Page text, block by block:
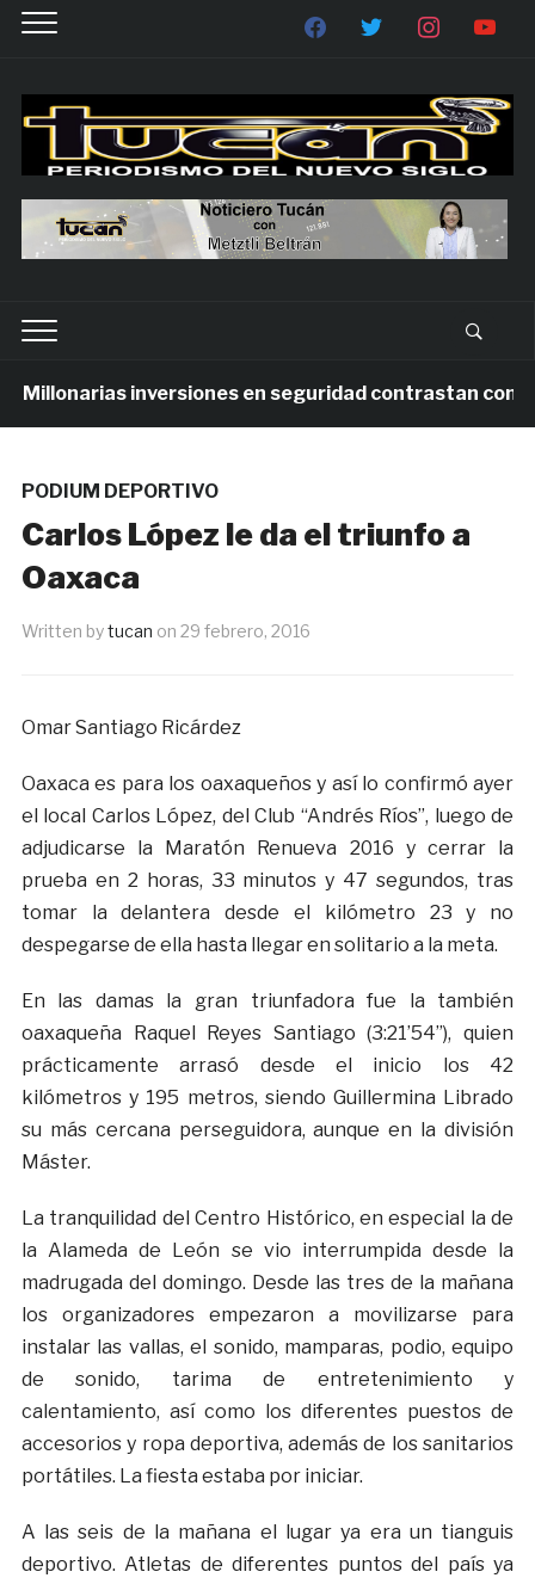
inversiones en seguridad contrastan con la
PODIUM DEPORTIVO
Carlos López le da el triunfo a
Oaxaca
Written bytucan on 29 febrero, 2016
Omar Santiago Ricárdez
Oaxaca es para los oaxaqueños y así lo confirmó ayer
el local Carlos López, del Club “Andrés Ríos”, luego de
adjudicarse la Maratón Renueva 2016 y cerrar la
prueba en 2 horas, 33 minutos y 47 segundos, tras
tomar la delantera desde el kilómetro 23 y no
despegarse de ella hasta llegar en solitario a la meta.
En las damas la gran triunfadora fue la también
oaxaqueña Raquel Reyes Santiago (3:21’54”), quien
prácticamente arrasó desde el inicio los 42
kilómetros y 195 metros, siendo Guillermina Librado
su más cercana perseguidora, aunque en la división
Máster.
La tranquilidad del Centro Histórico, en especial la de
la Alameda de León se vio interrumpida desde la
madrugada del domingo. Desde las tres de la mañana
los organizadores empezaron a movilizarse para
instalar las vallas, el sonido, mamparas, podio, equipo
de sonido, tarima de entretenimiento y
calentamiento, así como los diferentes puestos de
accesorios y ropa deportiva, además de los sanitarios
portátiles. La fiesta estaba por iniciar.
A las seis de la mañana el lugar ya era un tianguis
deportivo. Atletas de diferentes puntos del país ya